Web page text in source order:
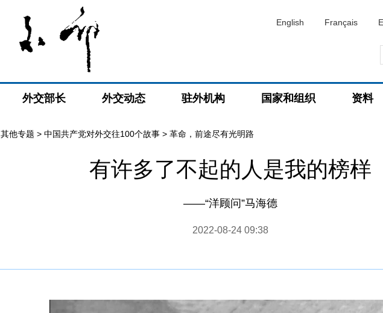
English Français
外交部长 外交动态 驻外机构 国家和组织 资料
其他专题 > 中国共产党对外交往100个故事 > 革命，前途尽有光明路
有许多了不起的人是我的榜样
——“洋顾问”马海德
2022-08-24 09:38